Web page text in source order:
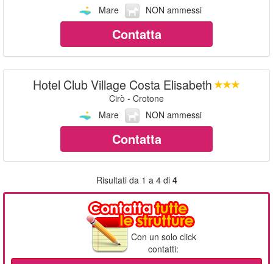
Mare
NON ammessi
Contatta
Hotel Club Village Costa Elisabeth
Cirò - Crotone
Mare
NON ammessi
Contatta
Risultati da 1 a 4 di 4
Con un solo click
contatti: